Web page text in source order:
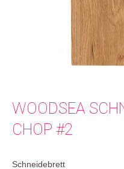
WOODSEA
CHOP #2
Schneidebrett